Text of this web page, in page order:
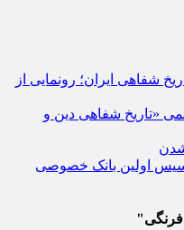
شفاهی ایران؛ رونمایی از
«تاریخ شفاهی دین و
شدن
اولین بانک خصوصی
فرنگی"